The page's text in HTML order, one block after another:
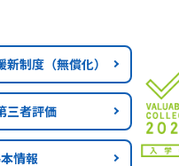
新制度（無償化）
三者評価
情報